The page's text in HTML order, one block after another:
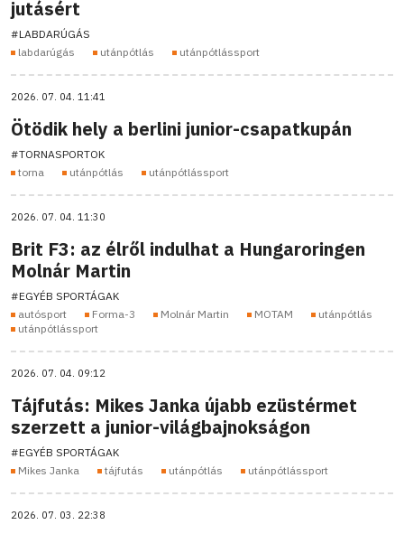
jutásért
#LABDARÚGÁS
labdarúgás
utánpótlás utánpótlássport
2026. 07. 04. 11:41
Ötödik hely a berlini junior-csapatkupán
#TORNASPORTOK
torna
utánpótlás utánpótlássport
2026. 07. 04. 11:30
Brit F3: az élről indulhat a Hungaroringen
Molnár Martin
#EGYÉB SPORTÁGAK
autósport
Forma-3 Molnár Martin MOTAM
utánpótlás
utánpótlássport
2026. 07. 04. 09:12
Tájfutás: Mikes Janka újabb ezüstérmet
szerzett a junior-világbajnokságon
#EGYÉB SPORTÁGAK
Mikes Janka
tájfutás utánpótlás utánpótlássport
2026. 07. 03. 22:38